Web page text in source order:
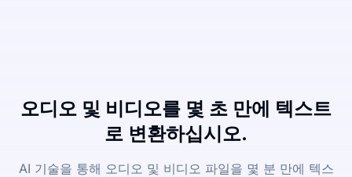
오디오 및 비디오를 몇 초 만에 텍스트
로 변환하십시오.
AI 기술을 통해 오디오 및 비디오 파일을 몇 분 만에 텍스